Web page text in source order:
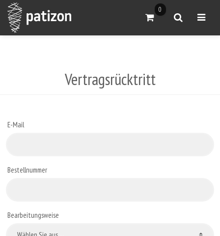
Warenkorb anzeigen
0
Suche Menü
Vertragsrücktritt
E-Mail
Bestellnummer
Bearbeitungsweise